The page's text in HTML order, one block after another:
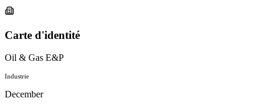
Carte d'identité
Oil & Gas E&P
Industrie
December